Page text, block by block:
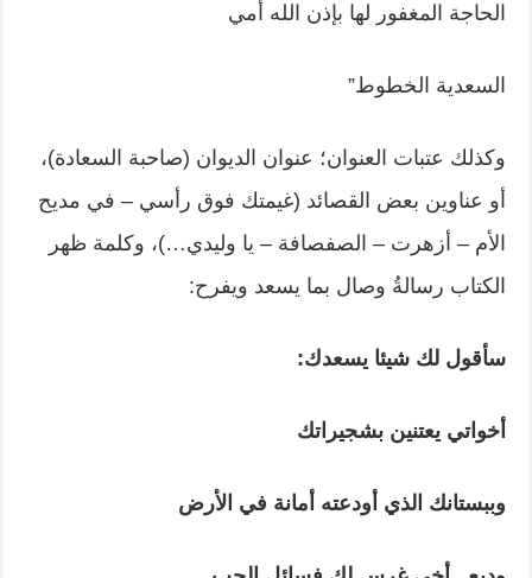
الحاجة المغفور لها بإذن الله أمي
السعدية الخطوط”
وكذلك عتبات العنوان؛ عنوان الديوان (صاحبة السعادة)،
أو عناوين بعض القصائد (غيمتك فوق رأسي – في مديح
الأم – أزهرت – الصفصافة – يا وليدي…)، وكلمة ظهر
الكتاب رسالةُ وصال بما يسعد ويفرح:
سأقول لك شيئا يسعدك:
أخواتي يعتنين بشجيراتك
وببستانك الذي أودعته أمانة في الأرض